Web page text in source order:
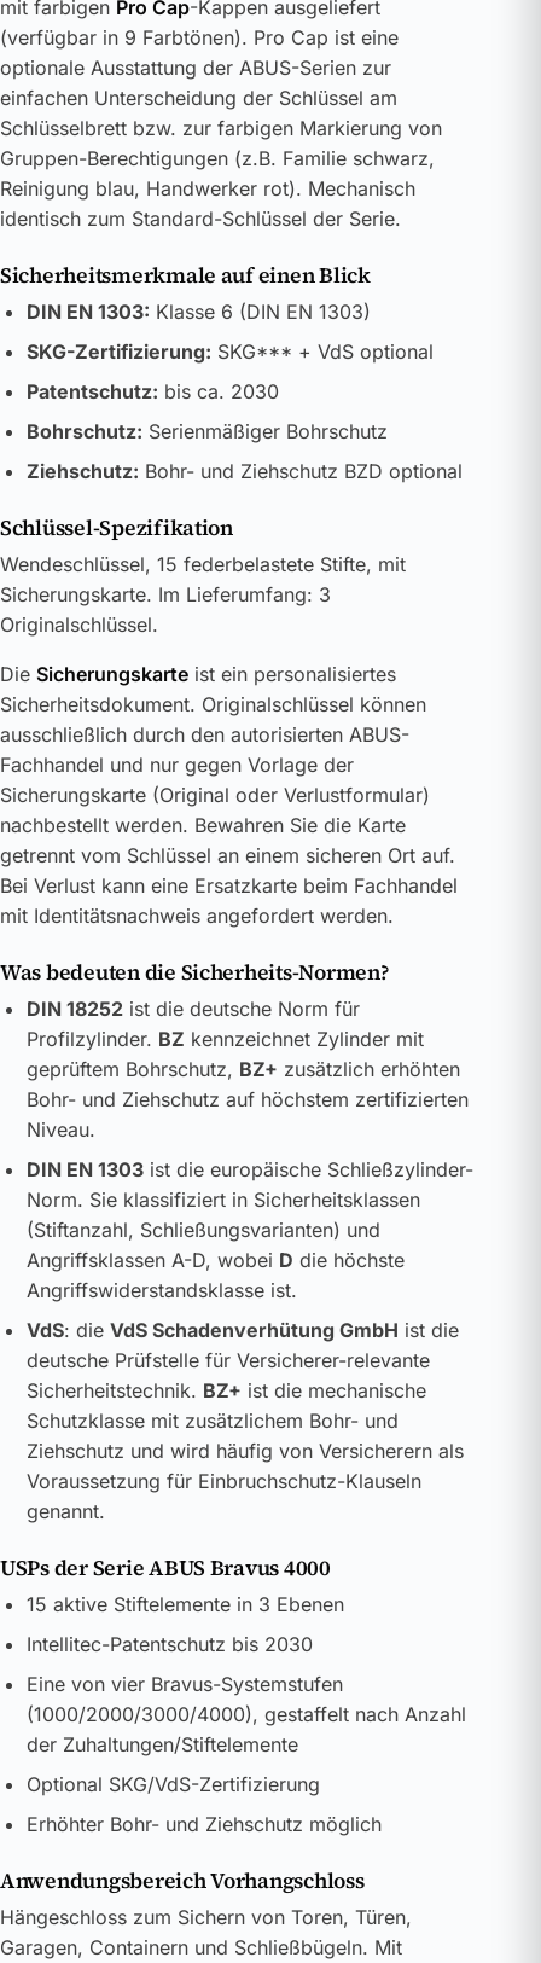
mit farbigen Pro Cap-Kappen ausgeliefert
(verfügbar in 9 Farbtönen). Pro Cap ist eine
optionale Ausstattung der ABUS-Serien zur
einfachen Unterscheidung der Schlüssel am
Schlüsselbrett bzw. zur farbigen Markierung von
Gruppen-Berechtigungen (z.B. Familie schwarz,
Reinigung blau, Handwerker rot). Mechanisch
identisch zum Standard-Schlüssel der Serie.
Sicherheitsmerkmale auf einen Blick
DIN EN 1303: Klasse 6 (DIN EN 1303)
SKG-Zertifizierung: SKG*** + VdS optional
Patentschutz: bis ca. 2030
Bohrschutz: Serienmäßiger Bohrschutz
Ziehschutz: Bohr- und Ziehschutz BZD optional
Schlüssel-Spezifikation
Wendeschlüssel, 15 federbelastete Stifte, mit
Sicherungskarte. Im Lieferumfang: 3
Originalschlüssel.
Die Sicherungskarte ist ein personalisiertes
Sicherheitsdokument. Originalschlüssel können
ausschließlich durch den autorisierten ABUS-
Fachhandel und nur gegen Vorlage der
Sicherungskarte (Original oder Verlustformular)
nachbestellt werden. Bewahren Sie die Karte
getrennt vom Schlüssel an einem sicheren Ort auf.
Bei Verlust kann eine Ersatzkarte beim Fachhandel
mit Identitätsnachweis angefordert werden.
Was bedeuten die Sicherheits-Normen?
DIN 18252ist die deutsche Norm für
Profilzylinder. BZ kennzeichnet Zylinder mit
geprüftem Bohrschutz, BZ+ zusätzlich erhöhten
Bohr- und Ziehschutz auf höchstem zertifizierten
Niveau.
DIN EN 1303ist die europäische Schließzylinder-
Norm. Sie klassifiziert in Sicherheitsklassen
(Stiftanzahl, Schließungsvarianten) und
Angriffsklassen A-D, wobei D die höchste
Angriffswiderstandsklasse ist.
VdS: die VdS Schadenverhütung GmbH ist die
deutsche Prüfstelle für Versicherer-relevante
Sicherheitstechnik. BZ+ ist die mechanische
Schutzklasse mit zusätzlichem Bohr- und
Ziehschutz und wird häufig von Versicherern als
Voraussetzung für Einbruchschutz-Klauseln
genannt.
USPs der Serie ABUS Bravus 4000
15 aktive Stiftelemente in 3 Ebenen
Intellitec-Patentschutz bis 2030
Eine von vier Bravus-Systemstufen
(1000/2000/3000/4000), gestaffelt nach Anzahl
der Zuhaltungen/Stiftelemente
Optional SKG/VdS-Zertifizierung
Erhöhter Bohr- und Ziehschutz möglich
Anwendungsbereich Vorhangschloss
Hängeschloss zum Sichern von Toren, Türen,
Garagen, Containern und Schließbügeln. Mit